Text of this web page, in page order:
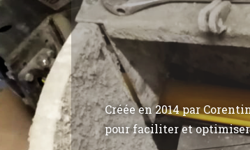
Créée en 2014 par
pour faciliter et